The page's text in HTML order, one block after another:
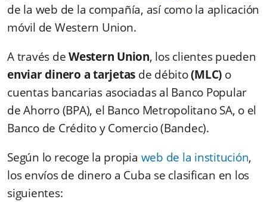
de la web de la compañía, así como la aplicación
móvil de Western Union.
A través deWestern Union, los clientes pueden
enviar dinero a tarjetas de débito(MLC) o
cuentas bancarias asociadas al Banco Popular
de Ahorro (BPA), el Banco Metropolitano SA, o el
Banco de Crédito y Comercio (Bandec).
Según lo recoge la propia web de la institución,
los envíos de dinero a Cuba se clasifican en los
siguientes: